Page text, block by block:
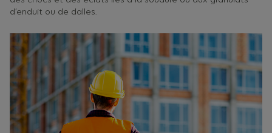
d’enduit ou de dalles.